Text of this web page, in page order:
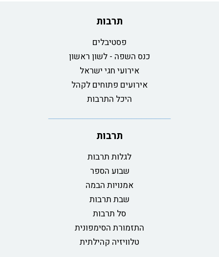
תרבות
פסטיבלים
כנס השפה - לשון ראשון
אירועי חגי ישראל
אירועים פתוחים לקהל
היכל התרבות
תרבות
לגלות תרבות
שבוע הספר
אמנויות הבמה
שבת תרבות
סל תרבות
התזמורת הסימפונית
טלוויזיה קהילתית